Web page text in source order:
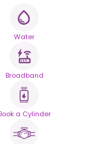
σας.
λογαριασμών
Water
Broadband
a Cylinder